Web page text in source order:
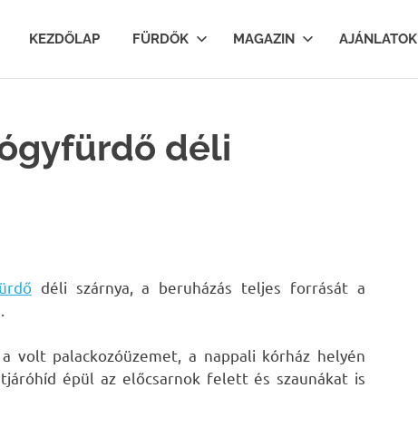
KEZDŐLAP FÜRDŐK MAGAZIN AJÁNLATOK
déli
déli szárnya, a beruházás teljes forrását a
palackozóüzemet, a nappali kórház helyén
épül az előcsarnok felett és szaunákat is